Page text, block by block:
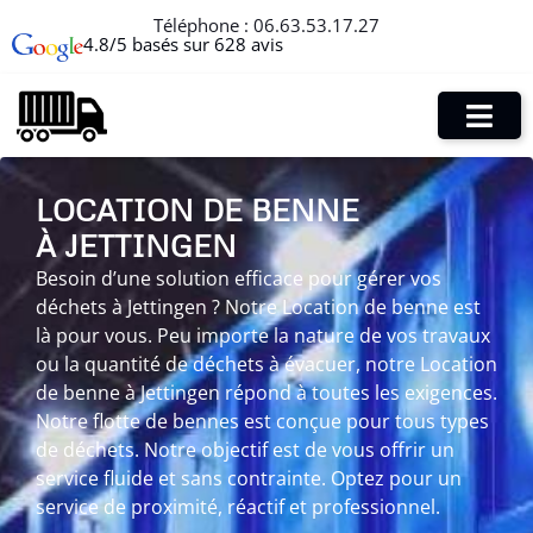
Téléphone : 06.63.53.17.27
4.8/5 basés sur 628 avis
LOCATION DE BENNE
À JETTINGEN
Besoin d’une solution efficace pour gérer vos
déchets à Jettingen ? Notre Location de benne est
là pour vous. Peu importe la nature de vos travaux
ou la quantité de déchets à évacuer, notre Location
de benne à Jettingen répond à toutes les exigences.
Notre flotte de bennes est conçue pour tous types
de déchets. Notre objectif est de vous offrir un
service fluide et sans contrainte. Optez pour un
service de proximité, réactif et professionnel.